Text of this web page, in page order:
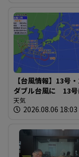
【台風情報】13号
ダブル台風に 13号
沖縄直撃へ ※17日
雨・風シミュレーシ
天気
2026.08.06 18:03